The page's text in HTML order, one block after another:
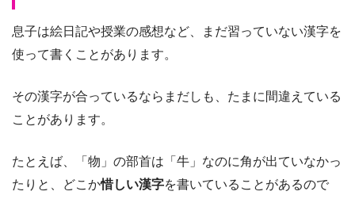
息子は絵日記や授業の感想など、まだ習っていない漢字を
使って書くことがあります。
その漢字が合っているならまだしも、たまに間違えている
ことがあります。
たとえば、「物」の部首は「牛」なのに角が出ていなかっ
たりと、どこか惜しい漢字を書いていることがあるので